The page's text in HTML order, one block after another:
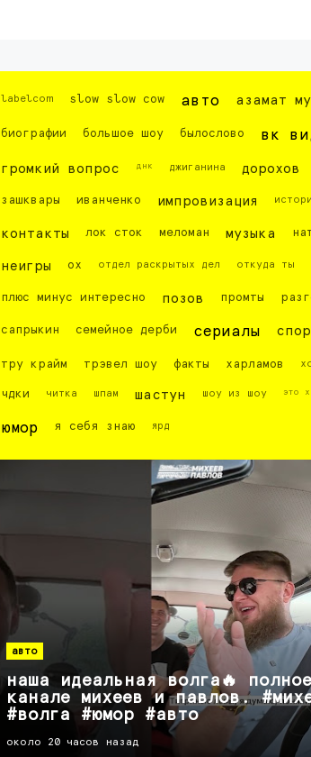
labelcom slow slow cow авто азамат
биографии большое шоу былослово вк
громкий вопрос днк джиганина дорохов
зашквары иванченко импровизация
контакты лок сток меломан музыка
неигры ох отдел раскрытых дел откуда ты
плюс минус интересно позов промты
сапрыкин семейное дерби сериалы
тру крайм трэвел шоу факты харламов
чдки читка шпам шастун шоу из шоу это
юмор я себя знаю ярд
авто
наша идеальная волга🔥
канале михеев и павлов.
#волга #юмор #авто
около 20 часов назад